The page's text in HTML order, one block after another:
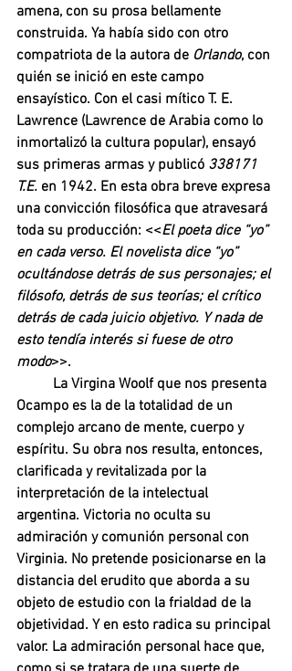
amena, con su prosa bellamente
construida. Ya había sido con otro
compatriota de la autora de Orlando, con
quién se inició en este campo
ensayístico. Con el casi mítico T. E.
Lawrence (Lawrence de Arabia como lo
inmortalizó la cultura popular), ensayó
sus primeras armas y publicó 338171
T.E. en 1942. En esta obra breve expresa
una convicción filosófica que atravesará
toda su producción: <<El poeta dice “yo”
en cada verso. El novelista dice “yo”
ocultándose detrás de sus personajes; el
filósofo, detrás de sus teorías; el crítico
detrás de cada juicio objetivo. Y nada de
esto tendía interés si fuese de otro
modo>>.
La Virgina Woolf que nos presenta
Ocampo es la de la totalidad de un
complejo arcano de mente, cuerpo y
espíritu. Su obra nos resulta, entonces,
clarificada y revitalizada por la
interpretación de la intelectual
argentina. Victoria no oculta su
admiración y comunión personal con
Virginia. No pretende posicionarse en la
distancia del erudito que aborda a su
objeto de estudio con la frialdad de la
objetividad. Y en esto radica su principal
valor. La admiración personal hace que,